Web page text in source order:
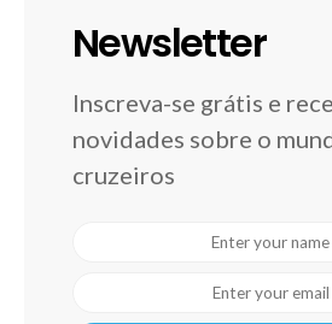
Newsletter
Inscreva-se grátis e
novidades sobre o
cruzeiros